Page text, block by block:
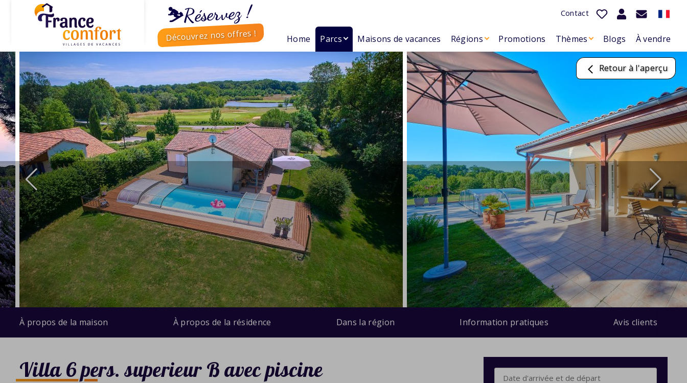
⛷️Réservez !
Découvrez nos offres !
Contact
Home Parcs Maisons de vacances Régions Promotions Thèmes Blogs À vendre
Retour à l'aperçu
À propos de la maison À propos de la résidence Dans la région Information pratiques Avis clients
Villa 6 pers. superieur B avec piscine